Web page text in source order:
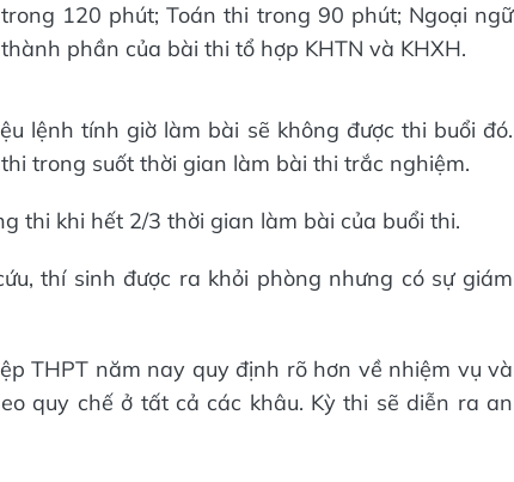
120 phút; Toán thi trong 90 phút; Ngoại ngữ
phần của bài thi tổ hợp KHTN và KHXH.
lệnh tính giờ làm bài sẽ không được thi buổi đó.
trong suốt thời gian làm bài thi trắc nghiệm.
thi khi hết 2/3 thời gian làm bài của buổi thi.
thí sinh được ra khỏi phòng nhưng có sự giám
THPT năm nay quy định rõ hơn về nhiệm vụ và
quy chế ở tất cả các khâu. Kỳ thi sẽ diễn ra an